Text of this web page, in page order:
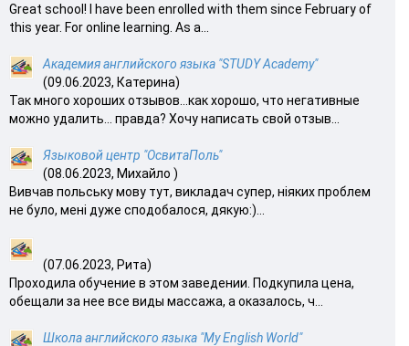
Great school! I have been enrolled with them since February of
this year. For online learning. As a...
Академия английского языка "STUDY Academy"
(09.06.2023, Катерина)
Так много хороших отзывов…как хорошо, что негативные
можно удалить… правда? Хочу написать свой отзыв...
Языковой центр "ОсвитаПоль"
(08.06.2023, Михайло )
Вивчав польську мову тут, викладач супер, ніяких проблем
не було, мені дуже сподобалося, дякую:)...
(07.06.2023, Рита)
Проходила обучение в этом заведении. Подкупила цена,
обещали за нее все виды массажа, а оказалось, ч...
Школа английского языка "My English World"